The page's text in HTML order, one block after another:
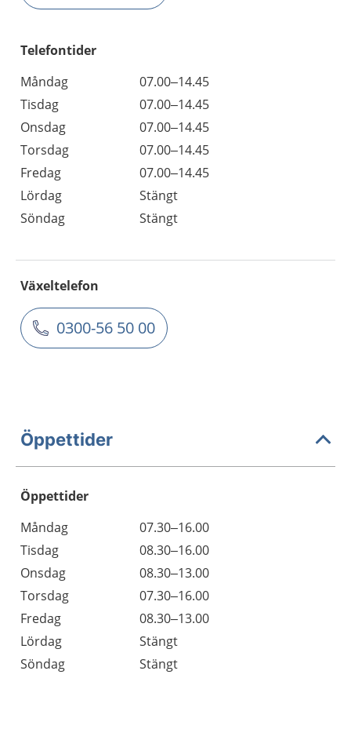
Telefontider
Måndag
07.00–14.45
Tisdag
07.00–14.45
Onsdag
07.00–14.45
Torsdag
07.00–14.45
Fredag
07.00–14.45
Lördag
Stängt
Söndag
Stängt
Växeltelefon
0300-56 50 00
Öppettider
Öppettider
Dag
Öppettider
Kommentarer
Måndag
07.30–16.00
Tisdag
08.30–16.00
Onsdag
08.30–13.00
Torsdag
07.30–16.00
Fredag
08.30–13.00
Lördag
Stängt
Söndag
Stängt